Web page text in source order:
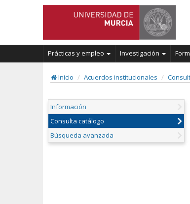
Prácticas y empleo Investigación
Inicio Acuerdos institucionales
Información
Consulta catálogo
Búsqueda avanzada